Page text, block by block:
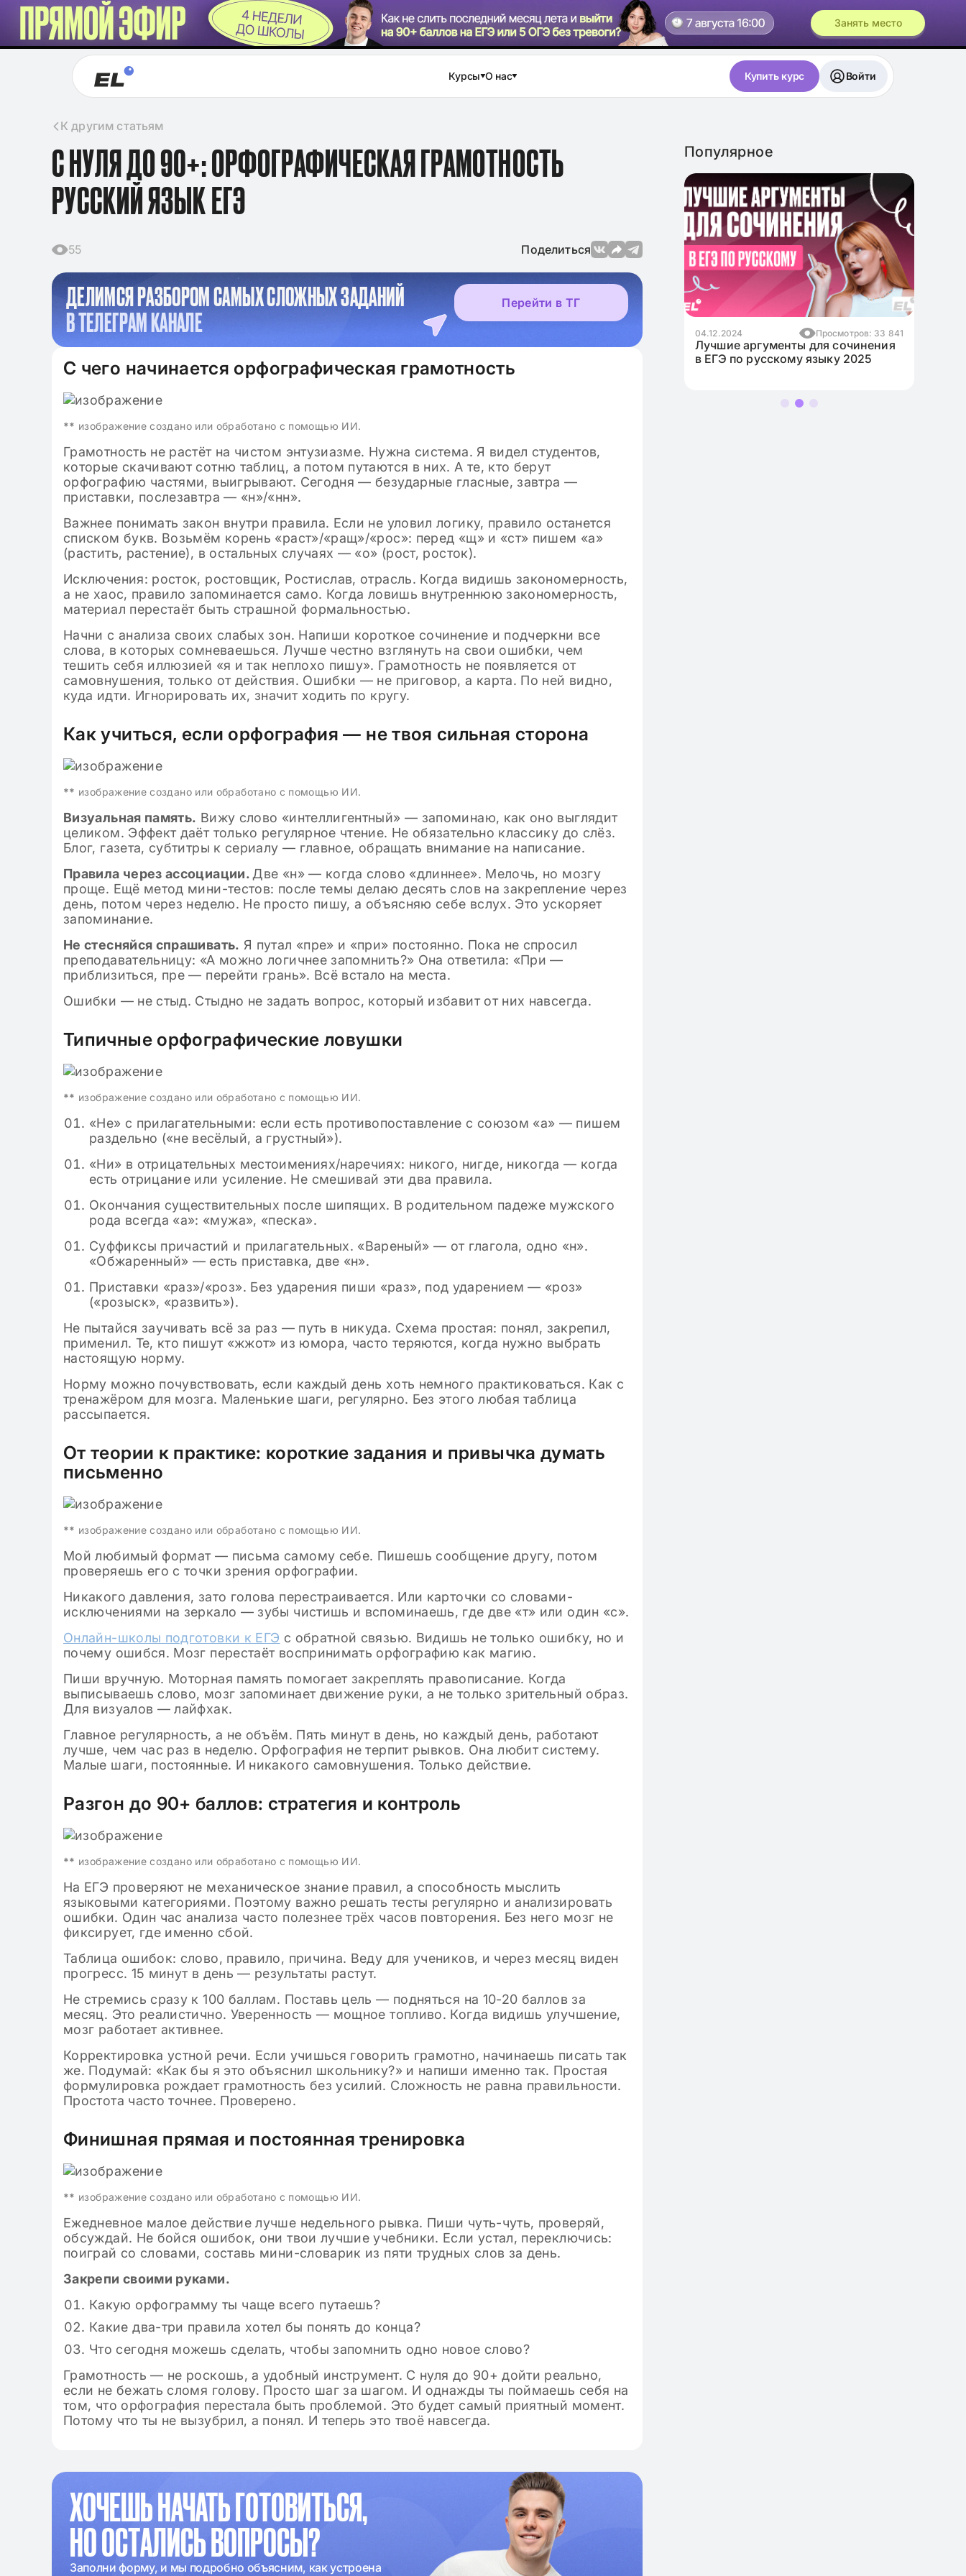
Занять место
Курсы О нас Купить курс Войти
К другим статьям
С НУЛЯ ДО 90+: ОРФОГРАФИЧЕСКАЯ ГРАМОТНОСТЬ
РУССКИЙ ЯЗЫК ЕГЭ
55 Поделиться
ДЕЛИМСЯ РАЗБОРОМ САМЫХ СЛОЖНЫХ ЗАДАНИЙ
В ТЕЛЕГРАМ КАНАЛЕ
Перейти в ТГ
С чего начинается орфографическая грамотность
** изображение создано или обработано с помощью ИИ.
Грамотность не растёт на чистом энтузиазме. Нужна система. Я видел студентов,
которые скачивают сотню таблиц, а потом путаются в них. А те, кто берут
орфографию частями, выигрывают. Сегодня — безударные гласные, завтра —
приставки, послезавтра — «н»/«нн».
Важнее понимать закон внутри правила. Если не уловил логику, правило останется
списком букв. Возьмём корень «раст»/«ращ»/«рос»: перед «щ» и «ст» пишем «а»
(растить, растение), в остальных случаях — «о» (рост, росток).
Исключения: росток, ростовщик, Ростислав, отрасль. Когда видишь закономерность,
а не хаос, правило запоминается само. Когда ловишь внутреннюю закономерность,
материал перестаёт быть страшной формальностью.
Начни с анализа своих слабых зон. Напиши короткое сочинение и подчеркни все
слова, в которых сомневаешься. Лучше честно взглянуть на свои ошибки, чем
тешить себя иллюзией «я и так неплохо пишу». Грамотность не появляется от
самовнушения, только от действия. Ошибки — не приговор, а карта. По ней видно,
куда идти. Игнорировать их, значит ходить по кругу.
Как учиться, если орфография — не твоя сильная сторона
** изображение создано или обработано с помощью ИИ.
Визуальная память. Вижу слово «интеллигентный» — запоминаю, как оно выглядит
целиком. Эффект даёт только регулярное чтение. Не обязательно классику до слёз.
Блог, газета, субтитры к сериалу — главное, обращать внимание на написание.
Правила через ассоциации. Две «н» — когда слово «длиннее». Мелочь, но мозгу
проще. Ещё метод мини-тестов: после темы делаю десять слов на закрепление через
день, потом через неделю. Не просто пишу, а объясняю себе вслух. Это ускоряет
запоминание.
Не стесняйся спрашивать. Я путал «пре» и «при» постоянно. Пока не спросил
преподавательницу: «А можно логичнее запомнить?» Она ответила: «При —
приблизиться, пре — перейти грань». Всё встало на места.
Ошибки — не стыд. Стыдно не задать вопрос, который избавит от них навсегда.
Типичные орфографические ловушки
** изображение создано или обработано с помощью ИИ.
«Не» с прилагательными: если есть противопоставление с союзом «а» — пишем
раздельно («не весёлый, а грустный»).
«Ни» в отрицательных местоимениях/наречиях: никого, нигде, никогда — когда
есть отрицание или усиление. Не смешивай эти два правила.
Окончания существительных после шипящих. В родительном падеже мужского
рода всегда «а»: «мужа», «песка».
Суффиксы причастий и прилагательных. «Вареный» — от глагола, одно «н».
«Обжаренный» — есть приставка, две «н».
Приставки «раз»/«роз». Без ударения пиши «раз», под ударением — «роз»
(«розыск», «развить»).
Не пытайся заучивать всё за раз — путь в никуда. Схема простая: понял, закрепил,
применил. Те, кто пишут «жжот» из юмора, часто теряются, когда нужно выбрать
настоящую норму.
Норму можно почувствовать, если каждый день хоть немного практиковаться. Как с
тренажёром для мозга. Маленькие шаги, регулярно. Без этого любая таблица
рассыпается.
От теории к практике: короткие задания и привычка думать
письменно
** изображение создано или обработано с помощью ИИ.
Мой любимый формат — письма самому себе. Пишешь сообщение другу, потом
проверяешь его с точки зрения орфографии.
Никакого давления, зато голова перестраивается. Или карточки со словами-
исключениями на зеркало — зубы чистишь и вспоминаешь, где две «т» или один «с».
Онлайн-школы подготовки к ЕГЭ с обратной связью. Видишь не только ошибку, но и
почему ошибся. Мозг перестаёт воспринимать орфографию как магию.
Пиши вручную. Моторная память помогает закреплять правописание. Когда
выписываешь слово, мозг запоминает движение руки, а не только зрительный образ.
Для визуалов — лайфхак.
Главное регулярность, а не объём. Пять минут в день, но каждый день, работают
лучше, чем час раз в неделю. Орфография не терпит рывков. Она любит систему.
Малые шаги, постоянные. И никакого самовнушения. Только действие.
Разгон до 90+ баллов: стратегия и контроль
** изображение создано или обработано с помощью ИИ.
На ЕГЭ проверяют не механическое знание правил, а способность мыслить
языковыми категориями. Поэтому важно решать тесты регулярно и анализировать
ошибки. Один час анализа часто полезнее трёх часов повторения. Без него мозг не
фиксирует, где именно сбой.
Таблица ошибок: слово, правило, причина. Веду для учеников, и через месяц виден
прогресс. 15 минут в день — результаты растут.
Не стремись сразу к 100 баллам. Поставь цель — подняться на 10-20 баллов за
месяц. Это реалистично. Уверенность — мощное топливо. Когда видишь улучшение,
мозг работает активнее.
Корректировка устной речи. Если учишься говорить грамотно, начинаешь писать так
же. Подумай: «Как бы я это объяснил школьнику?» и напиши именно так. Простая
формулировка рождает грамотность без усилий. Сложность не равна правильности.
Простота часто точнее. Проверено.
Финишная прямая и постоянная тренировка
** изображение создано или обработано с помощью ИИ.
Ежедневное малое действие лучше недельного рывка. Пиши чуть-чуть, проверяй,
обсуждай. Не бойся ошибок, они твои лучшие учебники. Если устал, переключись:
поиграй со словами, составь мини-словарик из пяти трудных слов за день.
Закрепи своими руками.
Какую орфограмму ты чаще всего путаешь?
Какие два-три правила хотел бы понять до конца?
Что сегодня можешь сделать, чтобы запомнить одно новое слово?
Грамотность — не роскошь, а удобный инструмент. С нуля до 90+ дойти реально,
если не бежать сломя голову. Просто шаг за шагом. И однажды ты поймаешь себя на
том, что орфография перестала быть проблемой. Это будет самый приятный момент.
Потому что ты не вызубрил, а понял. И теперь это твоё навсегда.
ХОЧЕШЬ НАЧАТЬ ГОТОВИТЬСЯ,
НО ОСТАЛИСЬ ВОПРОСЫ?
Заполни форму, и мы подробно объясним, как устроена
Популярное
Просмотров: 144 915
Клише для итогового сочинения
2024-2025 по литературе в 11
классе: готовые шаблоны
Просмотров: 33 841
Лучшие аргументы для сочинения
17.11.2024 Просмотров: 10 970
Как написать эссе для ЕГЭ по
английскому языку на максимум?